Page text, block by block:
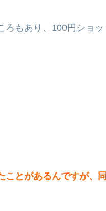
ろもあり、100円ショッ
ことがあるんですが、同